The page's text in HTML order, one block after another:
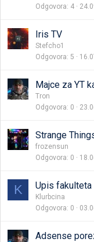
Odgovora 4
Iris TV
Stefcho1
Odgovora 5
Majce za YT
Tron
Odgovora 0
Strange
frozensun
Odgovora 0
K Upis fakulteta
Klurbcina
Odgovora 0
Adsense